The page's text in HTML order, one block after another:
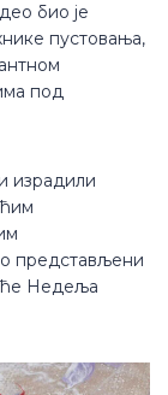
био је
пустовања,
под
израдили
представљени
Недеља